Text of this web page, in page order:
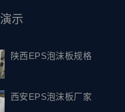
演示
陕西EPS泡沫板规格
西安EPS泡沫板厂家